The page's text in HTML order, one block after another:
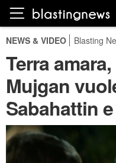
NEWS & VIDEO Blasting
Terra
Mujgan
Sabahattin